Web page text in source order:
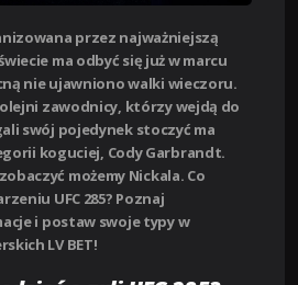
przez najważniejszą
ma odbyć się już w marcu
nie ujawniono walki wieczoru.
zawodnicy, którzy wejdą do
swój pojedynek stoczyć ma
koguciej, Cody Garbrandt.
możemy Nickala. Co
UFC 285? Poznaj
i postaw swoje typy w
LV BET!